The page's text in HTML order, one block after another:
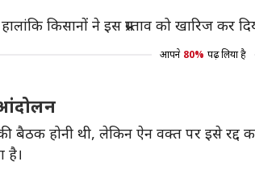
किसानों ने इस प्रस्ताव को खारिज
आपने 80% पढ़ लिया है
होनी थी, लेकिन ऐन वक्त पर इसे रद्द
है।